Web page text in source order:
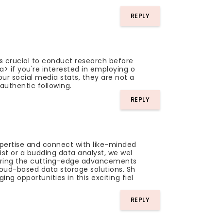
REPLY
crucial to conduct research before
if you're interested in employing o
social media stats, they are not a
following.
REPLY
and connect with like-minded
or a budding data analyst, we wel
the cutting-edge advancements
based data storage solutions. Sh
opportunities in this exciting fiel
REPLY